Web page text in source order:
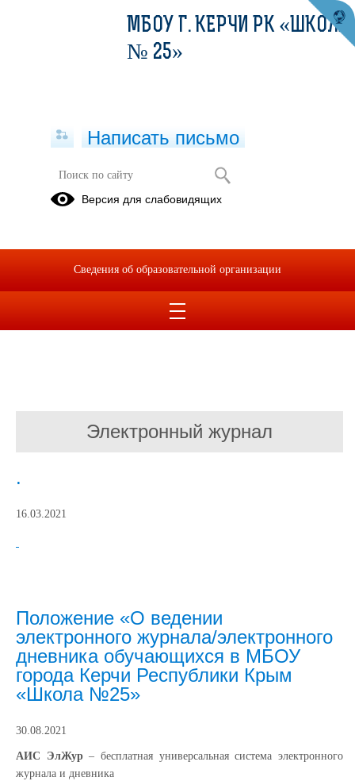
Электронный журнал
.
16.03.2021
Положение «О ведении
электронного журнала/электронного
дневника обучающихся в МБОУ
города Керчи Республики Крым
«Школа №25»
30.08.2021
АИС ЭлЖур– бесплатная универсальная система электронного
журнала и дневника
МБОУ Г. КЕРЧИ РК «ШКОЛА
№ 25»
Написать письмо
Версия для слабовидящих
Сведения об образовательной организации